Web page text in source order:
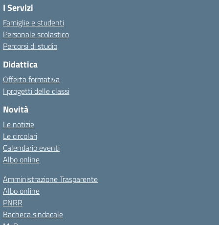
I Servizi
Famiglie e studenti
Personale scolastico
Percorsi di studio
Didattica
Offerta formativa
I progetti delle classi
Novità
Le notizie
Le circolari
Calendario eventi
Albo online
Amministrazione Trasparente
Albo online
PNRR
Bacheca sindacale